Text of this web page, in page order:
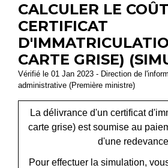
CALCULER LE
CERTIFICAT
CARTE GRISE)
Vérifié le 01 Jan 2023 - Direction de
administrative (Première ministre)
La délivrance d'un certificat
carte grise) est soumise au
d'une
Pour effectuer la simulation,